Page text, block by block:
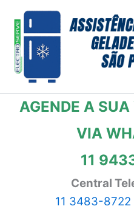
para
conteúdo
AGENDE A
VIA
11
Central
11 3483-8722